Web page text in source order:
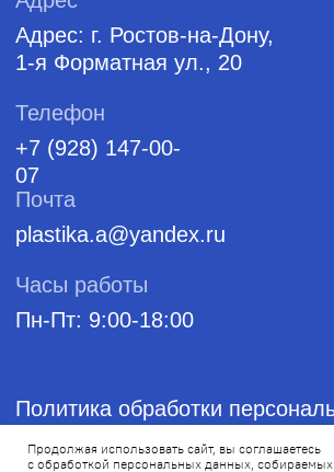
Продолжая использовать сайт, вы соглашаетесь
с обработкой персональных данных, собираемых